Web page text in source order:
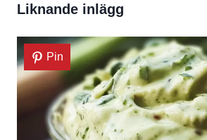
Liknande inlägg
Pin